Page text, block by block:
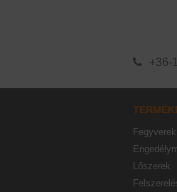
+36-
Fegyverek
Lőszerek